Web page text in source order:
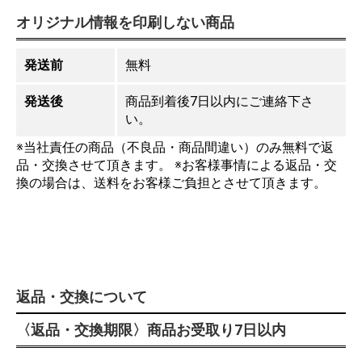
オリジナル情報を印刷しない商品
発送前 無料
発送後
商品到着後7日以内にご連絡下さ
い。
※当社責任の商品（不良品・商品間違い）のみ無料で返
品・交換させて頂きます。 ※お客様事情による返品・交
換の場合は、送料をお客様ご負担とさせて頂きます。
返品・交換について
〈返品・交換期限〉商品お受取り7日以内